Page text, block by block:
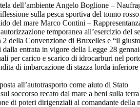
dell’ambiente Angelo Boglione –
sulla pesca sportiva del tonno rosso
del mare Marco Contini –
temporanea all’esercizio del
della Convenzione di Bruxelles e “il
entrata in vigore della Legge 28
per carico e scarico di idrocarburi nel
di imbarcazione di stazza lorda
all’autotrasporto come aiuto di Stato
soccorso recato dal mare a beni sulla
di poteri dirigenziali al comandante della